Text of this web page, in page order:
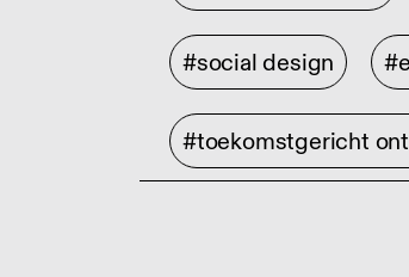
#social design
#toekomstgericht